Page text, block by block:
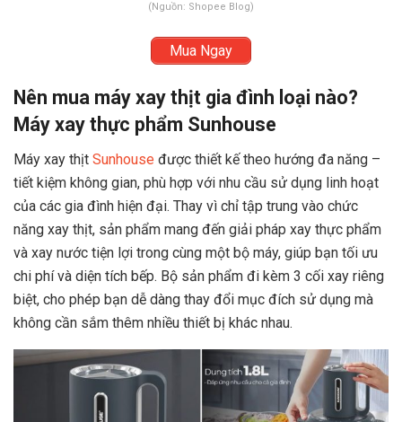
(Nguồn: Shopee Blog)
Mua Ngay
Nên mua máy xay thịt gia đình loại nào?
Máy xay thực phẩm Sunhouse
Máy xay thịt Sunhouse được thiết kế theo hướng đa năng –
tiết kiệm không gian, phù hợp với nhu cầu sử dụng linh hoạt
của các gia đình hiện đại. Thay vì chỉ tập trung vào chức
năng xay thịt, sản phẩm mang đến giải pháp xay thực phẩm
và xay nước tiện lợi trong cùng một bộ máy, giúp bạn tối ưu
chi phí và diện tích bếp. Bộ sản phẩm đi kèm 3 cối xay riêng
biệt, cho phép bạn dễ dàng thay đổi mục đích sử dụng mà
không cần sắm thêm nhiều thiết bị khác nhau.